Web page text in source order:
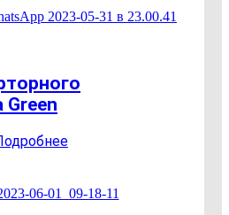
Green